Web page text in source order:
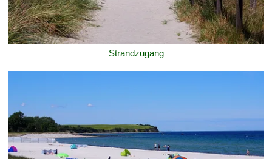
Strandzugang